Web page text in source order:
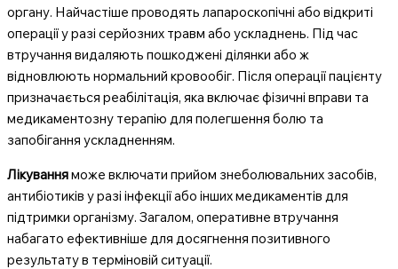
органу. Найчастіше проводять лапароскопічні або відкриті
операції у разі серйозних травм або ускладнень. Під час
втручання видаляють пошкоджені ділянки або ж
відновлюють нормальний кровообіг. Після операції пацієнту
призначається реабілітація, яка включає фізичні вправи та
медикаментозну терапію для полегшення болю та
запобігання ускладненням.
Лікуванняможе включати прийом знеболювальних засобів,
антибіотиків у разі інфекції або інших медикаментів для
підтримки організму. Загалом, оперативне втручання
набагато ефективніше для досягнення позитивного
результату в терміновій ситуації.